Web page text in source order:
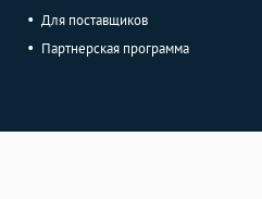
Для поставщиков
Партнерская программа